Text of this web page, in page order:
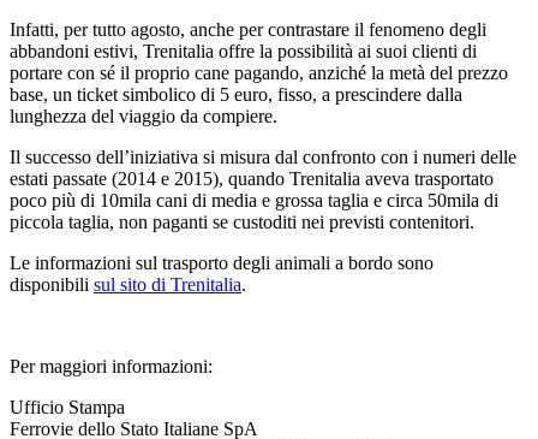
Infatti, per tutto agosto, anche per contrastare il fenomeno degli
abbandoni estivi, Trenitalia offre la possibilità ai suoi clienti di
portare con sé il proprio cane pagando, anziché la metà del prezzo
base, un ticket simbolico di 5 euro, fisso, a prescindere dalla
lunghezza del viaggio da compiere.
Il successo dell’iniziativa si misura dal confronto con i numeri delle
estati passate (2014 e 2015), quando Trenitalia aveva trasportato
poco più di 10mila cani di media e grossa taglia e circa 50mila di
piccola taglia, non paganti se custoditi nei previsti contenitori.
Le informazioni sul trasporto degli animali a bordo sono
disponibili sul sito di Trenitalia.
Per maggiori informazioni:
Ufficio Stampa
Ferrovie dello Stato Italiane SpA